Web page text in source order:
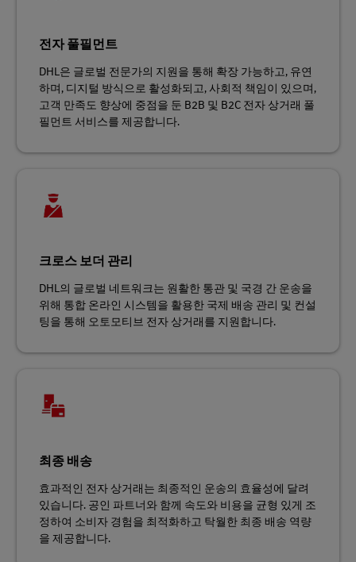
전자 풀필먼트
DHL은 글로벌 전문가의 지원을 통해 확장 가능하고, 유연
하며, 디지털 방식으로 활성화되고, 사회적 책임이 있으며,
고객 만족도 향상에 중점을 둔 B2B 및 B2C 전자 상거래 풀
필먼트 서비스를 제공합니다.
크로스 보더 관리
DHL의 글로벌 네트워크는 원활한 통관 및 국경 간 운송을
위해 통합 온라인 시스템을 활용한 국제 배송 관리 및 컨설
팅을 통해 오토모티브 전자 상거래를 지원합니다.
최종 배송
효과적인 전자 상거래는 최종적인 운송의 효율성에 달려
있습니다. 공인 파트너와 함께 속도와 비용을 균형 있게 조
정하여 소비자 경험을 최적화하고 탁월한 최종 배송 역량
을 제공합니다.